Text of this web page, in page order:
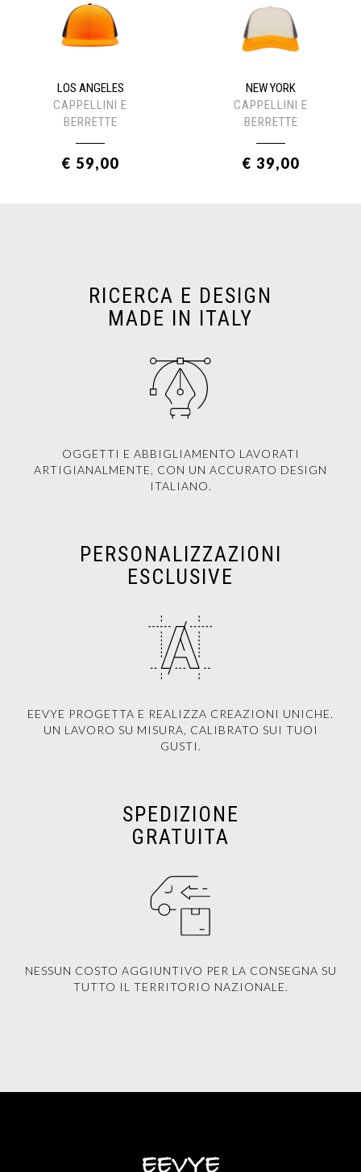
LOS ANGELES
CAPPELLINI E
BERRETTE
€ 59,00
NEW YORK
CAPPELLINI E
BERRETTE
€ 39,00
RICERCA E DESIGN
MADE IN ITALY
OGGETTI E ABBIGLIAMENTO LAVORATI
ARTIGIANALMENTE, CON UN ACCURATO DESIGN
ITALIANO.
PERSONALIZZAZIONI
ESCLUSIVE
EEVYE PROGETTA E REALIZZA CREAZIONI UNICHE.
UN LAVORO SU MISURA, CALIBRATO SUI TUOI
GUSTI.
SPEDIZIONE
GRATUITA
NESSUN COSTO AGGIUNTIVO PER LA CONSEGNA SU
TUTTO IL TERRITORIO NAZIONALE.